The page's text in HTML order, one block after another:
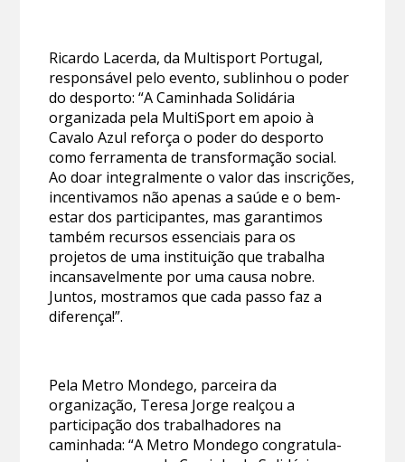
Ricardo Lacerda, da Multisport Portugal,
responsável pelo evento, sublinhou o poder
do desporto: “A Caminhada Solidária
organizada pela MultiSport em apoio à
Cavalo Azul reforça o poder do desporto
como ferramenta de transformação social.
Ao doar integralmente o valor das inscrições,
incentivamos não apenas a saúde e o bem-
estar dos participantes, mas garantimos
também recursos essenciais para os
projetos de uma instituição que trabalha
incansavelmente por uma causa nobre.
Juntos, mostramos que cada passo faz a
diferença!”.
Pela Metro Mondego, parceira da
organização, Teresa Jorge realçou a
participação dos trabalhadores na
caminhada: “A Metro Mondego congratula-